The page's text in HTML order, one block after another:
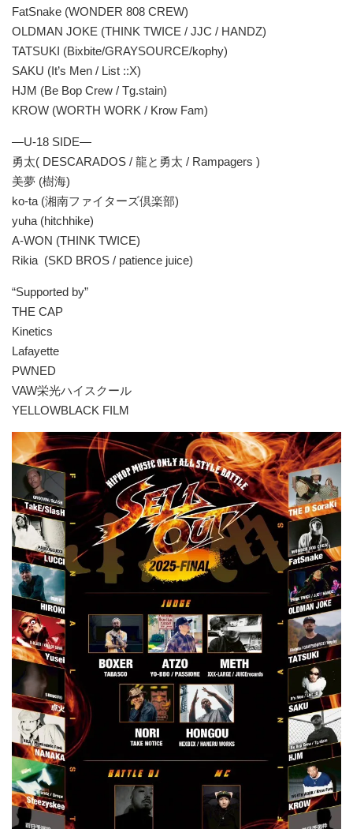
FatSnake (WONDER 808 CREW)
OLDMAN JOKE (THINK TWICE / JJC / HANDZ)
TATSUKI (Bixbite/GRAYSOURCE/kophy)
SAKU (It’s Men / List ::X)
HJM (Be Bop Crew / Tg.stain)
KROW (WORTH WORK / Krow Fam)
―U-18 SIDE―
勇太( DESCARADOS / 龍と勇太 / Rampagers )
美夢 (樹海)
ko-ta (湘南ファイターズ倶楽部)
yuha (hitchhike)
A-WON (THINK TWICE)
Rikia (SKD BROS / patience juice)
“Supported by”
THE CAP
Kinetics
Lafayette
PWNED
VAW栄光ハイスクール
YELLOWBLACK FILM